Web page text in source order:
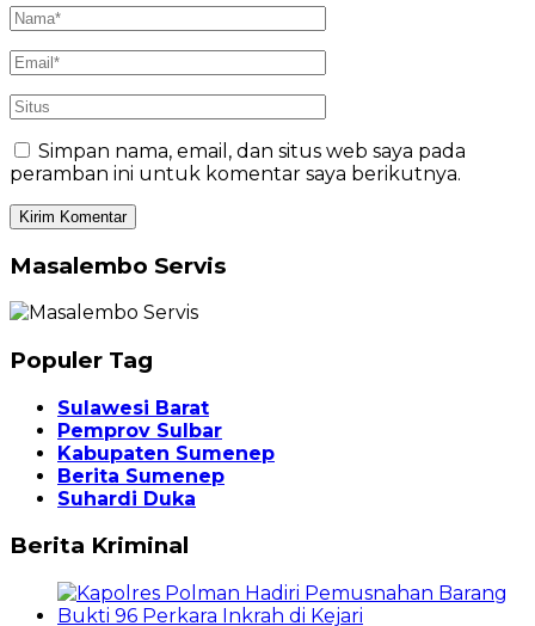
Simpan nama, email, dan situs web saya pada
peramban ini untuk komentar saya berikutnya.
Masalembo Servis
Populer Tag
Sulawesi Barat
Pemprov Sulbar
Kabupaten Sumenep
Berita Sumenep
Suhardi Duka
Berita Kriminal